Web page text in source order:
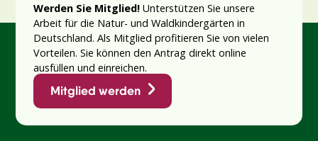
Werden Sie Mitglied!Unterstützen Sie unsere
Arbeit für die Natur- und Waldkindergärten in
Deutschland. Als Mitglied profitieren Sie von vielen
Vorteilen. Sie können den Antrag direkt online
ausfüllen und einreichen.
Mitglied werden